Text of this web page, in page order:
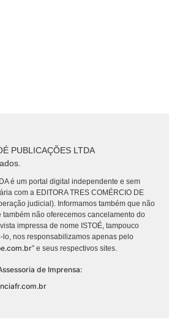
PUBLICAÇÕES LTDA
é um portal digital independente e sem
com a EDITORA TRES COMÉRCIO DE
judicial). Informamos também que não
não oferecemos cancelamento do
impressa de nome ISTOÉ, tampouco
lo, nos responsabilizamos apenas pelo
” e seus respectivos sites.
de Imprensa: